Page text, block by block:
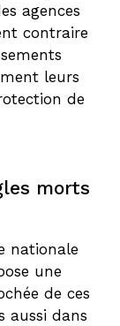
agences
contraire
leurs
de
morts
nationale
une
de ces
aussi dans